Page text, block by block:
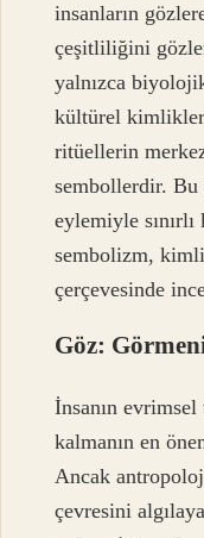
insanların
çeşitliliğini
yalnızca
kültürel
ritüellerin
sembollerdir. Bu
eylemiyle
sembolizm,
çerçevesinde
Göz:
İnsanın
kalmanın en
Ancak
çevresini